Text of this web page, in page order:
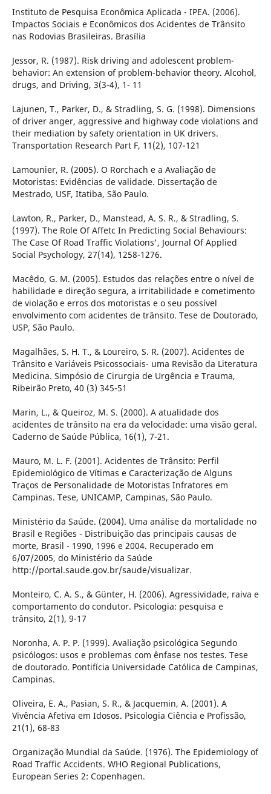
Instituto de Pesquisa Econômica Aplicada - IPEA. (2006).
Impactos Sociais e Econômicos dos Acidentes de Trânsito
nas Rodovias Brasileiras. Brasília
Jessor, R. (1987). Risk driving and adolescent problem-
behavior: An extension of problem-behavior theory. Alcohol,
drugs, and Driving, 3(3-4), 1- 11
Lajunen, T., Parker, D., & Stradling, S. G. (1998). Dimensions
of driver anger, aggressive and highway code violations and
their mediation by safety orientation in UK drivers.
Transportation Research Part F, 11(2), 107-121
Lamounier, R. (2005). O Rorchach e a Avaliação de
Motoristas: Evidências de validade. Dissertação de
Mestrado, USF, Itatiba, São Paulo.
Lawton, R., Parker, D., Manstead, A. S. R., & Stradling, S.
(1997). The Role Of Affetc In Predicting Social Behaviours:
The Case Of Road Traffic Violations', Journal Of Applied
Social Psychology, 27(14), 1258-1276.
Macêdo, G. M. (2005). Estudos das relações entre o nível de
habilidade e direção segura, a irritabilidade e cometimento
de violação e erros dos motoristas e o seu possível
envolvimento com acidentes de trânsito. Tese de Doutorado,
USP, São Paulo.
Magalhães, S. H. T., & Loureiro, S. R. (2007). Acidentes de
Trânsito e Variáveis Psicossociais- uma Revisão da Literatura
Medicina. Simpósio de Cirurgia de Urgência e Trauma,
Ribeirão Preto, 40 (3) 345-51
Marin, L., & Queiroz, M. S. (2000). A atualidade dos
acidentes de trânsito na era da velocidade: uma visão geral.
Caderno de Saúde Pública, 16(1), 7-21.
Mauro, M. L. F. (2001). Acidentes de Trânsito: Perfil
Epidemiológico de Vítimas e Caracterização de Alguns
Traços de Personalidade de Motoristas Infratores em
Campinas. Tese, UNICAMP, Campinas, São Paulo.
Ministério da Saúde. (2004). Uma análise da mortalidade no
Brasil e Regiões - Distribuição das principais causas de
morte, Brasil - 1990, 1996 e 2004. Recuperado em
6/07/2005, do Ministério da Saúde
http://portal.saude.gov.br/saude/visualizar.
Monteiro, C. A. S., & Günter, H. (2006). Agressividade, raiva e
comportamento do condutor. Psicologia: pesquisa e
trânsito, 2(1), 9-17
Noronha, A. P. P. (1999). Avaliação psicológica Segundo
psicólogos: usos e problemas com ênfase nos testes. Tese
de doutorado. Pontifícia Universidade Católica de Campinas,
Campinas.
Oliveira, E. A., Pasian, S. R., & Jacquemin, A. (2001). A
Vivência Afetiva em Idosos. Psicologia Ciência e Profissão,
21(1), 68-83
Organização Mundial da Saúde. (1976). The Epidemiology of
Road Traffic Accidents. WHO Regional Publications,
European Series 2: Copenhagen.